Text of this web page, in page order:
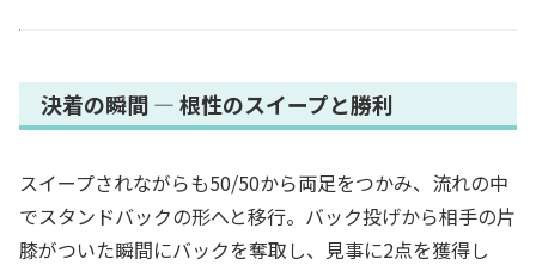
決着の瞬間 ― 根性のスイープと勝利
スイープされながらも50/50から両足をつかみ、流れの中
でスタンドバックの形へと移行。バック投げから相手の片
膝がついた瞬間にバックを奪取し、見事に2点を獲得し